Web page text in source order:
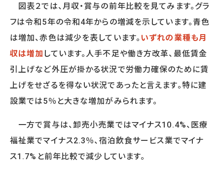
図表２では、月収・賞与の前年比較を見てみます。グラ
フは令和5年の令和4年からの増減を示しています。青色
は増加、赤色は減少を表しています。 いずれの業種も月
収は増加 しています。人手不足や働き方改革、最低賃金
引上げなど外圧が掛かる状況で労働力確保のために賃
上げをせざるを得ない状況であったと言えます。特に建
設業では5％と大きな増加がみられます。
一方で賞与は、卸売小売業ではマイナス10.4%、医療
福祉業でマイナス2.3％、宿泊飲食サービス業でマイナ
ス1.7%と前年比較で減少しています。